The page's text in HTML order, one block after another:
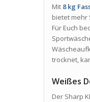
Mit 8 kg
bietet mehr
Für Euch
trocknet,
Weißes
Der Sharp